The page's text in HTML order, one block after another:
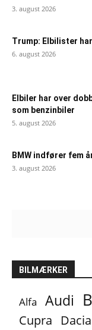
3. august 2026
Trump: Elbilister har
6. august 2026
Elbiler har over
som benzinbiler
5. august 2026
BMW indfører fem
3. august 2026
BILMÆRKER
Alfa Audi
Cupra Dacia